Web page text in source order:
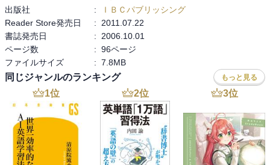
出版社
:
ＩＢＣパブリッシング
Reader Store発売日
:
2011.07.22
書誌発売日
:
2006.10.01
ページ数
: 96ページ
ファイルサイズ
: 7.8MB
同じジャンルのランキング もっと見る
1位 2位 3位